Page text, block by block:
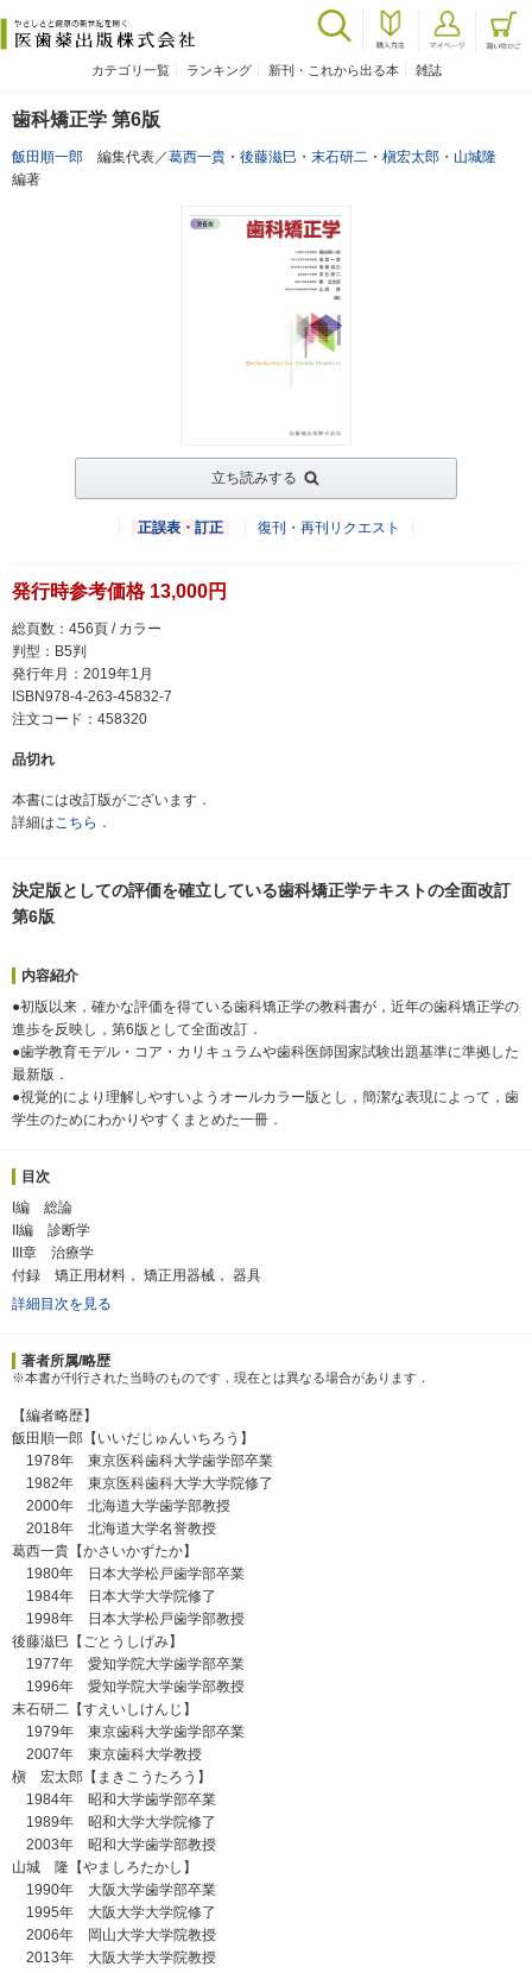
カテゴリ一覧 ランキング 新刊・これから出る本 雑誌
歯科矯正学 第6版
飯田順一郎 編集代表／葛西一貴 ・ 後藤滋巳 ・ 末石研二 ・ 槇宏太郎 ・ 山城隆
編著
立ち読みする
正誤表・訂正 復刊・再刊リクエスト
発行時参考価格 13,000円
総頁数：456頁 / カラー
判型：B5判
発行年月：2019年1月
ISBN978-4-263-45832-7
注文コード：458320
品切れ
本書には改訂版がございます．
詳細はこちら ．
決定版としての評価を確立している歯科矯正学テキストの全面改訂
第6版
内容紹介
●初版以来，確かな評価を得ている歯科矯正学の教科書が，近年の歯科矯正学の
進歩を反映し，第6版として全面改訂．
●歯学教育モデル・コア・カリキュラムや歯科医師国家試験出題基準に準拠した
最新版．
●視覚的により理解しやすいようオールカラー版とし，簡潔な表現によって，歯
学生のためにわかりやすくまとめた一冊．
目次
I編 総論
II編 診断学
III章 治療学
付録 矯正用材料， 矯正用器械， 器具
詳細目次を見る
著者所属/略歴
※本書が刊行された当時のものです．現在とは異なる場合があります．
【編者略歴】
飯田順一郎【いいだじゅんいちろう】
1978年 東京医科歯科大学歯学部卒業
1982年 東京医科歯科大学大学院修了
2000年 北海道大学歯学部教授
2018年 北海道大学名誉教授
葛西一貴【かさいかずたか】
1980年 日本大学松戸歯学部卒業
1984年 日本大学大学院修了
1998年 日本大学松戸歯学部教授
後藤滋巳【ごとうしげみ】
1977年 愛知学院大学歯学部卒業
1996年 愛知学院大学歯学部教授
末石研二【すえいしけんじ】
1979年 東京歯科大学歯学部卒業
2007年 東京歯科大学教授
槇 宏太郎【まきこうたろう】
1984年 昭和大学歯学部卒業
1989年 昭和大学大学院修了
2003年 昭和大学歯学部教授
山城 隆【やましろたかし】
1990年 大阪大学歯学部卒業
1995年 大阪大学大学院修了
2006年 岡山大学大学院教授
2013年 大阪大学大学院教授